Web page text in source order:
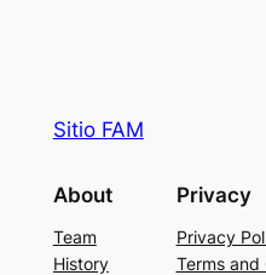
Sitio FAM
About
Team
History
Privacy
Privacy
Terms and